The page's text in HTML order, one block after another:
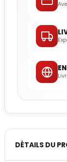
DÉTAILS DU